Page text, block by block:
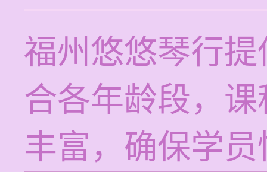
福州悠悠琴行
合各年龄段，
丰富，确保学